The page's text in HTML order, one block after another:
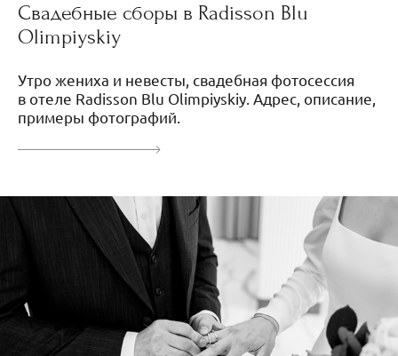
Свадебные сборы в Radisson Blu
Olimpiyskiy
Утро жениха и невесты, свадебная фотосессия
в отеле Radisson Blu Olimpiyskiy. Адрес, описание,
примеры фотографий.